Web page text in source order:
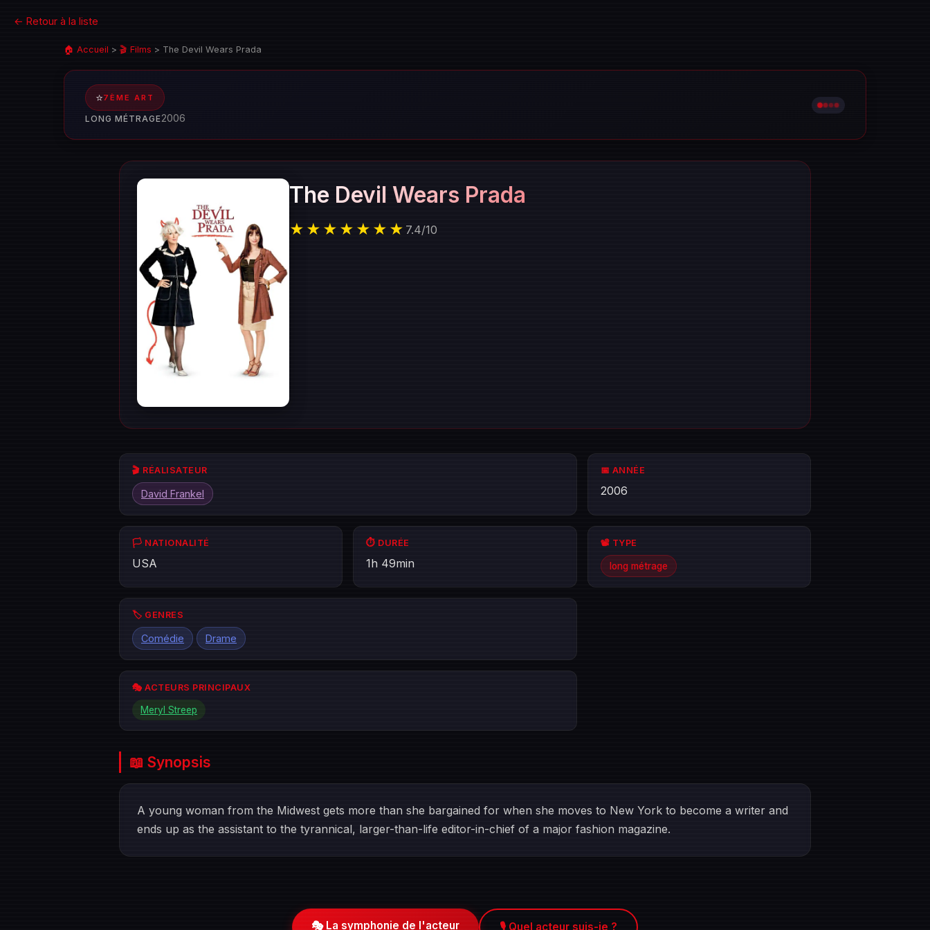
← Retour à la liste
🏠 Accueil > 🎬 Films > The Devil Wears Prada
⭐7ÈME ART
LONG MÉTRAGE2006
The Devil Wears Prada
★★★★★★★ 7.4/10
🎬 RÉALISATEUR
David Frankel
📅 ANNÉE
2006
🏳️ NATIONALITÉ
USA
⏱️ DURÉE
1h 49min
📽️ TYPE
long métrage
🏷️ GENRES
Comédie Drame
🎭 ACTEURS PRINCIPAUX
Meryl Streep
📖 Synopsis
A young woman from the Midwest gets more than she bargained for when she moves to New York to become a writer and
ends up as the assistant to the tyrannical, larger-than-life editor-in-chief of a major fashion magazine.
🎭 La symphonie de l'acteur 🎙️ Quel acteur suis-je ?